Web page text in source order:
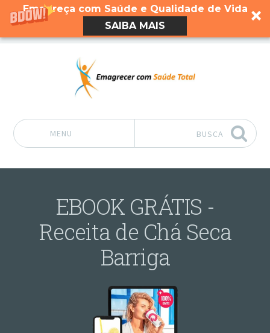
Emagreça com Saúde e Qualidade de Vida
SAIBA MAIS
MENU BUSCA
EBOOK GRÁTIS -
Receita de Chá Seca
Barriga